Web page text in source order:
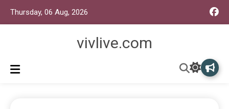
Thursday, 06 Aug, 2026
vivlive.com